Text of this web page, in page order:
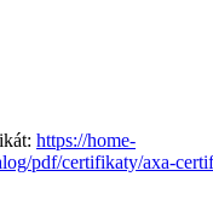
https://home-
pdf/certifikaty/axa-